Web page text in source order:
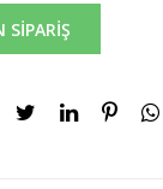
SİPARİŞ